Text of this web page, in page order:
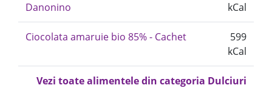
Danonino
kCal
Ciocolata amaruie bio 85% - Cachet
599
kCal
Vezi toate alimentele din categoria Dulciuri